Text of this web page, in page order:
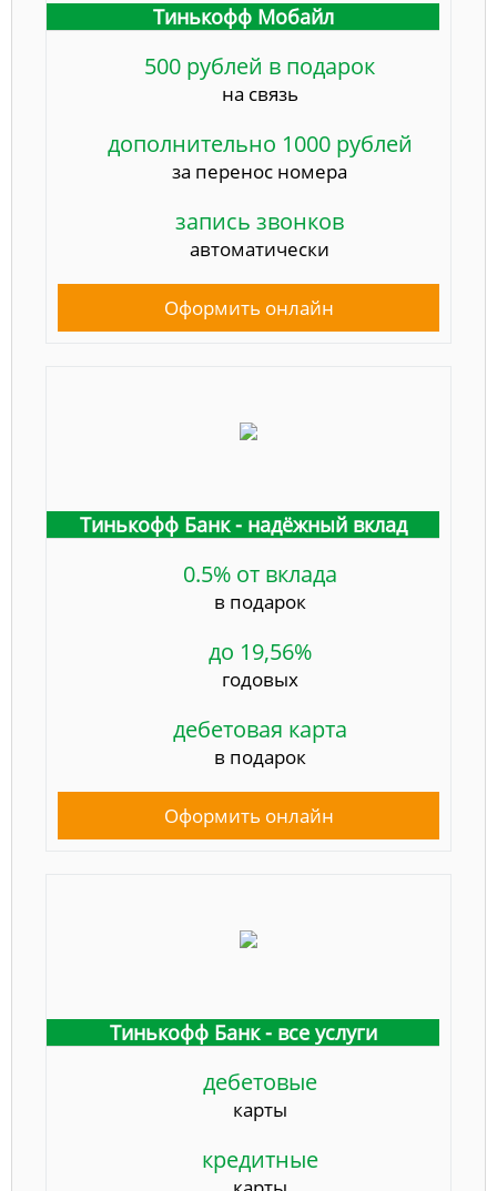
Тинькофф Мобайл
500 рублей в подарок
на связь
дополнительно 1000 рублей
за перенос номера
запись звонков
автоматически
Оформить онлайн
Тинькофф Банк - надёжный вклад
0.5% от вклада
в подарок
до 19,56%
годовых
дебетовая карта
в подарок
Оформить онлайн
Тинькофф Банк - все услуги
дебетовые
карты
кредитные